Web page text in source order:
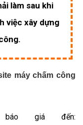
làm sau khi
việc xây dựng
máy chấm công
giá đến: